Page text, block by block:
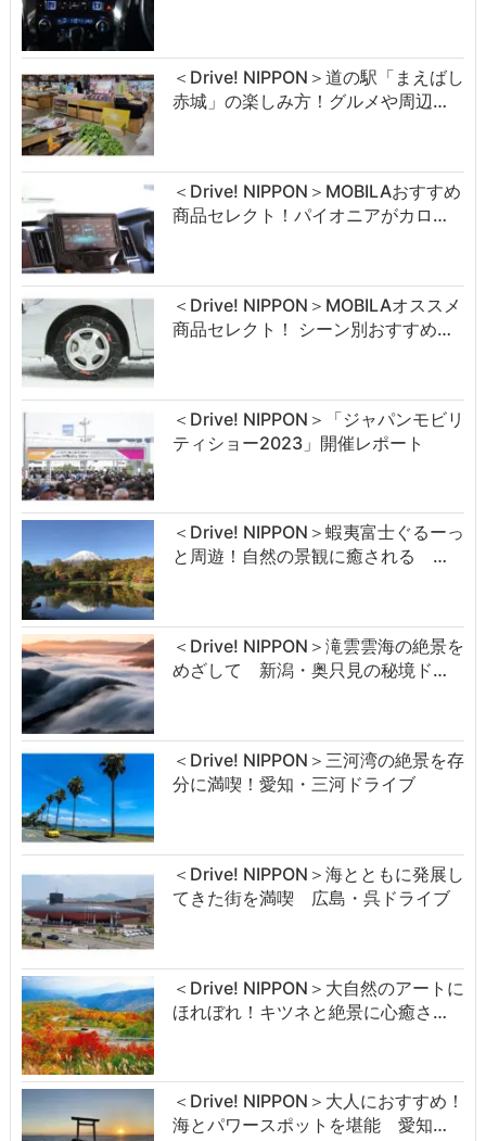
＜Drive! NIPPON＞道の駅「まえばし
赤城」の楽しみ方！グルメや周辺…
＜Drive! NIPPON＞MOBILAおすすめ
商品セレクト！パイオニアがカロ…
＜Drive! NIPPON＞MOBILAオススメ
商品セレクト！ シーン別おすすめ…
＜Drive! NIPPON＞「ジャパンモビリ
ティショー2023」開催レポート
＜Drive! NIPPON＞蝦夷富士ぐるーっ
と周遊！自然の景観に癒される …
＜Drive! NIPPON＞滝雲雲海の絶景を
めざして 新潟・奥只見の秘境ド…
＜Drive! NIPPON＞三河湾の絶景を存
分に満喫！愛知・三河ドライブ
＜Drive! NIPPON＞海とともに発展し
てきた街を満喫 広島・呉ドライブ
＜Drive! NIPPON＞大自然のアートに
ほれぼれ！キツネと絶景に心癒さ…
＜Drive! NIPPON＞大人におすすめ！
海とパワースポットを堪能 愛知…